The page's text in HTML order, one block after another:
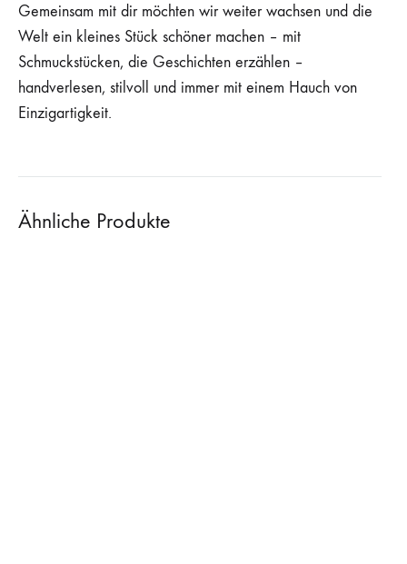
Gemeinsam mit dir möchten wir weiter wachsen und die
Welt ein kleines Stück schöner machen – mit
Schmuckstücken, die Geschichten erzählen –
handverlesen, stilvoll und immer mit einem Hauch von
Einzigartigkeit.
Ähnliche Produkte